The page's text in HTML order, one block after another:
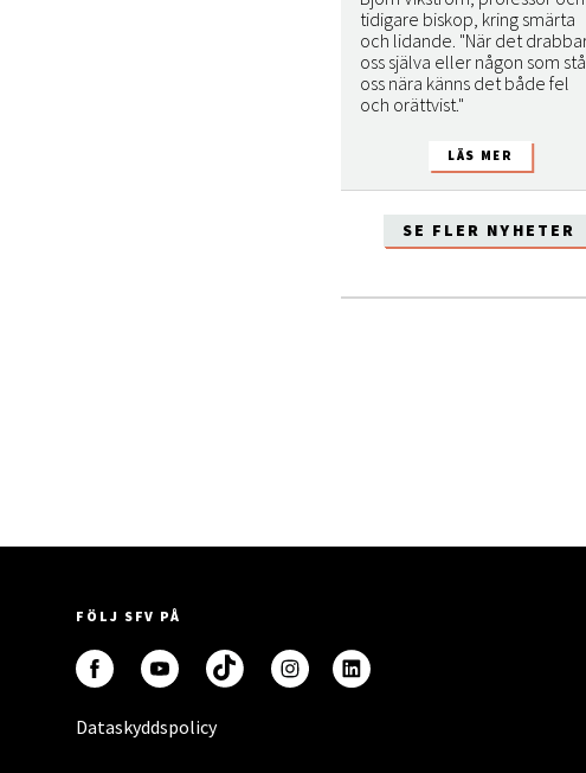
tidigare biskop, kring smärta
och lidande. "När det
oss själva eller någon som
oss nära känns det både fel
och orättvist."
SE FLER NYHETER
FÖLJ SFV PÅ
Dataskyddspolicy